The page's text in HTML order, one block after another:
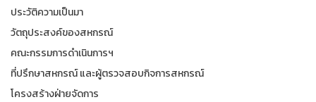
ประวัติความเป็นมา
วัตถุประสงค์ของสหกรณ์
คณะกรรมการดำเนินการฯ
ที่ปรึกษาสหกรณ์ และผู้ตรวจสอบกิจการสหกรณ์
โครงสร้างฝ่ายจัดการ